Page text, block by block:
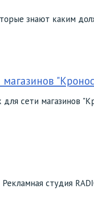
знают каким
сети магазинов
студия